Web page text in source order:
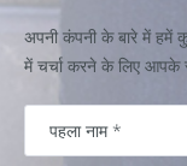
अपनी कंपनी के बारे में हमें
में चर्चा करने के लिए आपके